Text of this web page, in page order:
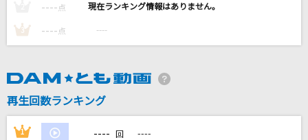
TUBE(チューブ)
ノーダウト
[生音]アイデア(ビデオクリップバージョン)
星野 源
---- 点 ----
3 ---- 点 ----
再生回数ランキング
1 ---- 回 ----